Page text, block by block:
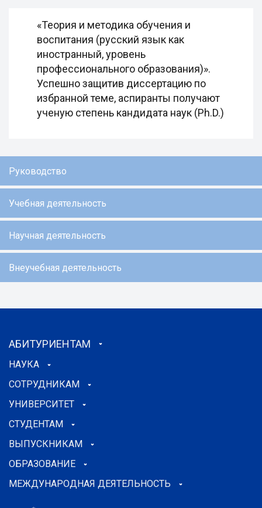
«Теория и методика обучения и
воспитания (русский язык как
иностранный, уровень
профессионального образования)».
Успешно защитив диссертацию по
избранной теме, аспиранты получают
ученую степень кандидата наук (Ph.D.)
Руководство
Учебная деятельность
Научная деятельность
Внеучебная деятельность
АБИТУРИЕНТАМ
НАУКА
СОТРУДНИКАМ
УНИВЕРСИТЕТ
СТУДЕНТАМ
ВЫПУСКНИКАМ
ОБРАЗОВАНИЕ
МЕЖДУНАРОДНАЯ ДЕЯТЕЛЬНОСТЬ